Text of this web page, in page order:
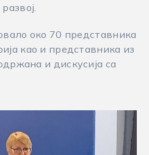
око 70 представника
као и представника из
и дискусија са